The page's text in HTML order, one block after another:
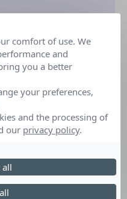
comfort of use. We
and
you a better
your preferences,
and the processing of
our privacy policy.
all